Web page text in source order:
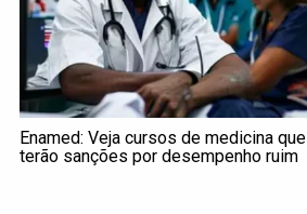
Enamed: Veja cursos de medicina que
terão sanções por desempenho ruim